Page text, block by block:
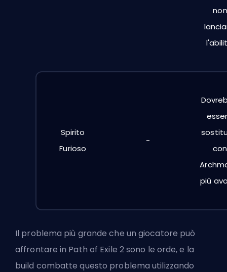
non
Spirito
Furioso
-
con
più
Il problema più grande che un giocatore può
affrontare in Path of Exile 2 sono le orde, e la
build combatte questo problema utilizzando